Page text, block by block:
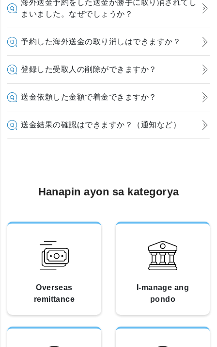
海外送金予約をした送金が勝手に取り消されてし
まいました。なぜでしょうか？
予約した海外送金の取り消しはできますか？
登録した受取人の削除ができますか？
送金依頼した金額で着金できますか？
送金結果の確認はできますか？（通知など）
Hanapin ayon sa kategorya
Overseas
remittance
I-manage ang
pondo